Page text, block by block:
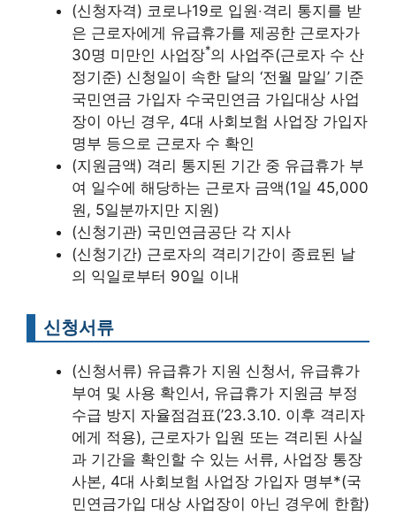
(신청자격) 코로나19로 입원‧격리 통지를 받
은 근로자에게 유급휴가를 제공한 근로자가
30명 미만인 사업장*의 사업주(근로자 수 산
정기준) 신청일이 속한 달의 ‘전월 말일’ 기준
국민연금 가입자 수국민연금 가입대상 사업
장이 아닌 경우, 4대 사회보험 사업장 가입자
명부 등으로 근로자 수 확인
(지원금액) 격리 통지된 기간 중 유급휴가 부
여 일수에 해당하는 근로자 금액(1일 45,000
원, 5일분까지만 지원)
(신청기관) 국민연금공단 각 지사
(신청기간) 근로자의 격리기간이 종료된 날
의 익일로부터 90일 이내
신청서류
(신청서류) 유급휴가 지원 신청서, 유급휴가
부여 및 사용 확인서, 유급휴가 지원금 부정
수급 방지 자율점검표(’23.3.10. 이후 격리자
에게 적용), 근로자가 입원 또는 격리된 사실
과 기간을 확인할 수 있는 서류, 사업장 통장
사본, 4대 사회보험 사업장 가입자 명부*(국
민연금가입 대상 사업장이 아닌 경우에 한함)